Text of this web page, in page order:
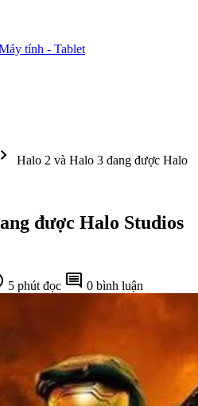
tính - Tablet
chevron_right
Halo 2 và Halo 3 đang được Halo
được Halo Studios
5 phút đọc comment 0 bình luận